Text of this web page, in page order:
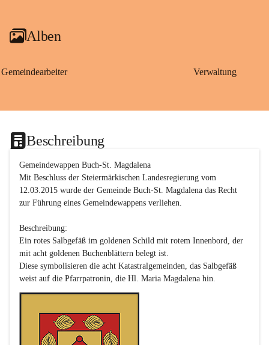
Alben
Gemeindearbeiter Verwaltung
Beschreibung
Gemeindewappen Buch-St. Magdalena
Mit Beschluss der Steiermärkischen Landesregierung vom
12.03.2015 wurde der Gemeinde Buch-St. Magdalena das Recht
zur Führung eines Gemeindewappens verliehen.
Beschreibung:
Ein rotes Salbgefäß im goldenen Schild mit rotem Innenbord, der
mit acht goldenen Buchenblättern belegt ist.
Diese symbolisieren die acht Katastralgemeinden, das Salbgefäß